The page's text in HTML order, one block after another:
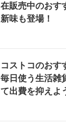
在販売中のおす
新味も登場！
コストコのおす
毎日使う生活雑
て出費を抑えよ